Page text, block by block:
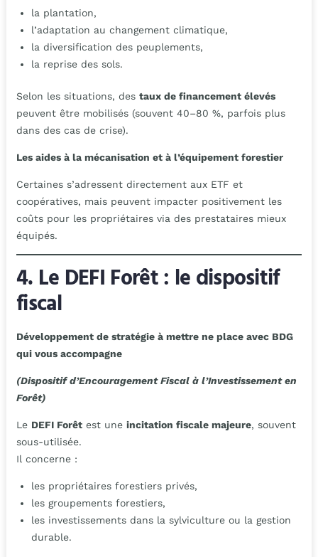
la plantation,
l’adaptation au changement climatique,
la diversification des peuplements,
la reprise des sols.
Selon les situations, des taux de financement élevés
peuvent être mobilisés (souvent 40–80 %, parfois plus
dans des cas de crise).
Les aides à la mécanisation et à l’équipement forestier
Certaines s’adressent directement aux ETF et
coopératives, mais peuvent impacter positivement les
coûts pour les propriétaires via des prestataires mieux
équipés.
4. Le DEFI Forêt : le dispositif
fiscal
Développement de stratégie à mettre ne place avec BDG
qui vous accompagne
(Dispositif d’Encouragement Fiscal à l’Investissement en
Forêt)
Le DEFI Forêt est une incitation fiscale majeure, souvent
sous-utilisée.
Il concerne :
les propriétaires forestiers privés,
les groupements forestiers,
les investissements dans la sylviculture ou la gestion
durable.